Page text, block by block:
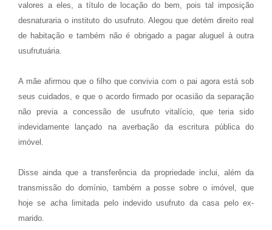
valores a eles, a título de locação do bem, pois tal imposição
desnaturaria o instituto do usufruto. Alegou que detém direito real
de habitação e também não é obrigado a pagar aluguel à outra
usufrutuária.
A mãe afirmou que o filho que convivia com o pai agora está sob
seus cuidados, e que o acordo firmado por ocasião da separação
não previa a concessão de usufruto vitalício, que teria sido
indevidamente lançado na averbação da escritura pública do
imóvel.
Disse ainda que a transferência da propriedade inclui, além da
transmissão do domínio, também a posse sobre o imóvel, que
hoje se acha limitada pelo indevido usufruto da casa pelo ex-
marido.